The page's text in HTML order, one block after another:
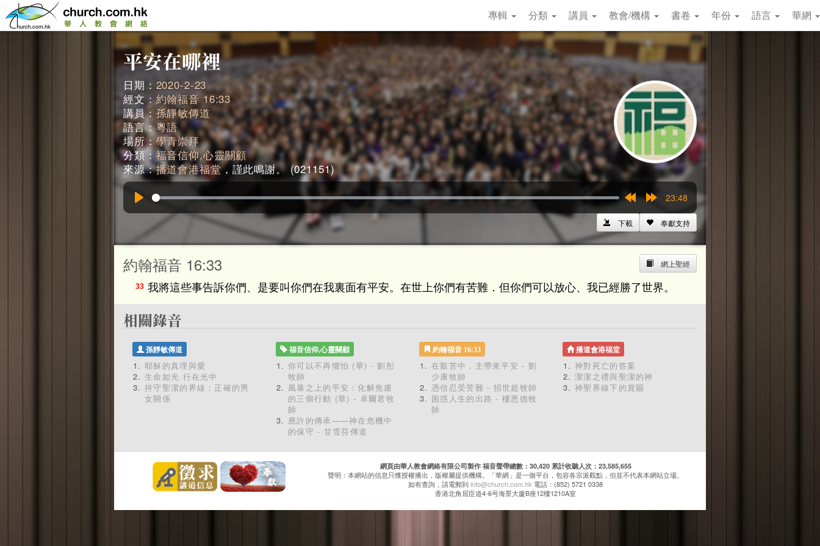
專輯 分類 講員 教會/機構 書卷 年份 語言 華網
日期： 2020-2-23
經文：約翰福音 16:33
講員： 孫靜敏傳道
語言：粵語
場所：學青崇拜
分類：福音信仰,心靈關顧
來源：播道會港福堂，謹此鳴謝。 (021151)
15s
15s
23:48
奉獻支持
下載
網上聖經
約翰福音 16:33
33 我將這些事告訴你們、是要叫你們在我裏面有平安。在世上你們有苦難．但你們可以放心、我已經勝了世界。
孫靜敏傳道
耶穌的真理與愛
生命如光 行在光中
持守聖潔的界線：正確的男
女關係
福音信仰,心靈關顧
你可以不再懼怕 (華) - 劉彤
牧師
風暴之上的平安：化解焦慮
的三個行動 (華) - 卓爾君牧
師
應許的傳承——神在危機中
的保守 - 甘雪芬傳道
約翰福音 16:33
在艱苦中，主帶來平安 - 劉
少康牧師
憑信忍受苦難 - 招世超牧師
困惑人生的出路 - 樓恩德牧
師
播道會港福堂
神對死亡的答案
潔潔之禮與聖潔的神
神聖界線下的賞賜
網頁由華人教會網絡有限公司製作 福音聲帶總數：30,420 累計收聽人次：23,585,655
聲明：本網站的信息只獲授權播出，版權屬提供機構。「華網」是一個平台，包容各宗派觀點，但並不代表本網站立場。
如有查詢，請電郵到info@church.com.hk 電話：(852) 5721 0338
香港北角屈臣道4-6号海景大廈B座12樓1210A室